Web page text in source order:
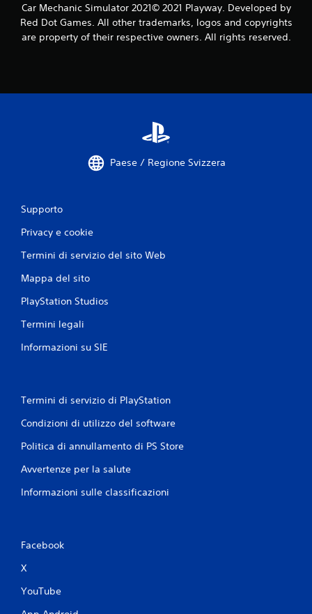
i
Car Mechanic Simulator 2021© 2021 Playway. Developed by
Red Dot Games. All other trademarks, logos and copyrights
are property of their respective owners. All rights reserved.
Paese / Regione Svizzera
Supporto
Privacy e cookie
Termini di servizio del sito Web
Mappa del sito
PlayStation Studios
Termini legali
Informazioni su SIE
Termini di servizio di PlayStation
Condizioni di utilizzo del software
Politica di annullamento di PS Store
Avvertenze per la salute
Informazioni sulle classificazioni
Facebook
X
YouTube